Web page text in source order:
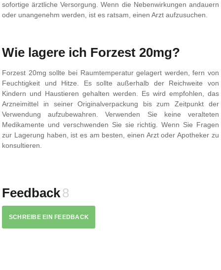
sofortige ärztliche Versorgung. Wenn die Nebenwirkungen andauern
oder unangenehm werden, ist es ratsam, einen Arzt aufzusuchen.
Wie lagere ich Forzest 20mg?
Forzest 20mg sollte bei Raumtemperatur gelagert werden, fern von
Feuchtigkeit und Hitze. Es sollte außerhalb der Reichweite von
Kindern und Haustieren gehalten werden. Es wird empfohlen, das
Arzneimittel in seiner Originalverpackung bis zum Zeitpunkt der
Verwendung aufzubewahren. Verwenden Sie keine veralteten
Medikamente und verschwenden Sie sie richtig. Wenn Sie Fragen
zur Lagerung haben, ist es am besten, einen Arzt oder Apotheker zu
konsultieren.
Feedback8
SCHREIBE EIN FEEDBACK